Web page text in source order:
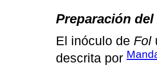
Preparación
El inóculo de Fol
descrita por